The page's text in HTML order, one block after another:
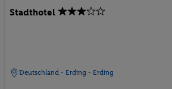
Stadthotel
Deutschland - Erding - Erding